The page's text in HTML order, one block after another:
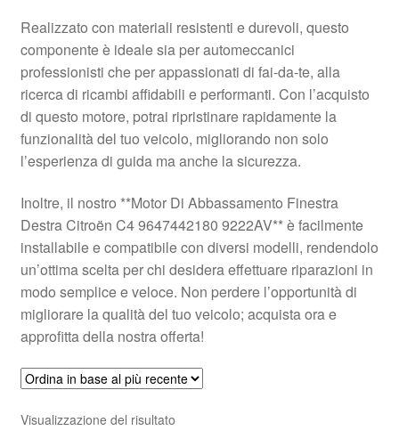
Registratore di cassa
Rimostranza
Spedizione in tutto il mondo
Realizzato con materiali resistenti e durevoli, questo
componente è ideale sia per automeccanici
professionisti che per appassionati di fai-da-te, alla
ricerca di ricambi affidabili e performanti. Con l’acquisto
di questo motore, potrai ripristinare rapidamente la
funzionalità del tuo veicolo, migliorando non solo
l’esperienza di guida ma anche la sicurezza.
Inoltre, il nostro **Motor Di Abbassamento Finestra
Destra Citroën C4 9647442180 9222AV** è facilmente
installabile e compatibile con diversi modelli, rendendolo
un’ottima scelta per chi desidera effettuare riparazioni in
modo semplice e veloce. Non perdere l’opportunità di
migliorare la qualità del tuo veicolo; acquista ora e
approfitta della nostra offerta!
Visualizzazione del risultato